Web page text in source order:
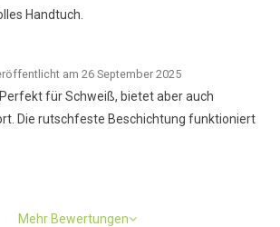
Handtuch.
am 26 September 2025
für Schweiß, bietet aber auch
Die rutschfeste Beschichtung funktioniert
Mehr Bewertungen